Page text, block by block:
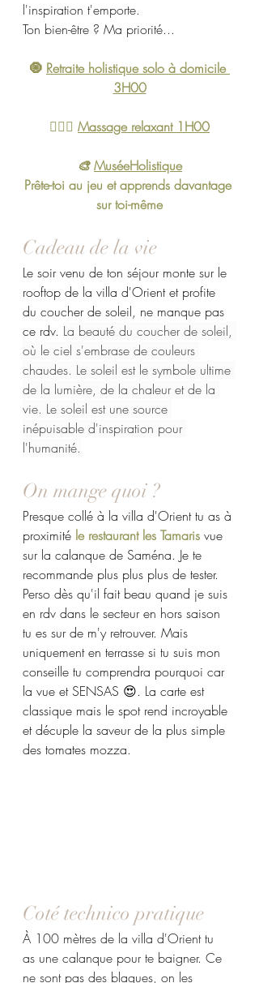
l'inspiration t'emporte.
Ton bien-être ? Ma priorité...
🧿 Retraite holistique solo à domicile
3H00
💆🏽‍♀️ Massage relaxant 1H00
🎨 MuséeHolistique
Prête-toi au jeu et apprends davantage
sur toi-même
Cadeau de la vie
Le soir venu de ton séjour monte sur le
rooftop de la villa d'Orient et profite
du coucher de soleil, ne manque pas
ce rdv. La beauté du coucher de soleil,
où le ciel s'embrase de couleurs
chaudes. Le soleil est le symbole ultime
de la lumière, de la chaleur et de la
vie. Le soleil est une source
inépuisable d'inspiration pour
l'humanité.
On mange quoi ?
Presque collé à la villa d'Orient tu as à
proximité le restaurant les Tamaris vue
sur la calanque de Saména. Je te
recommande plus plus plus de tester.
Perso dès qu'il fait beau quand je suis
en rdv dans le secteur en hors saison
tu es sur de m'y retrouver. Mais
uniquement en terrasse si tu suis mon
conseille tu comprendra pourquoi car
la vue et SENSAS 😍. La carte est
classique mais le spot rend incroyable
et décuple la saveur de la plus simple
des tomates mozza.
Coté technico pratique
À 100 mètres de la villa d'Orient tu
as une calanque pour te baigner. Ce
ne sont pas des blagues, on les